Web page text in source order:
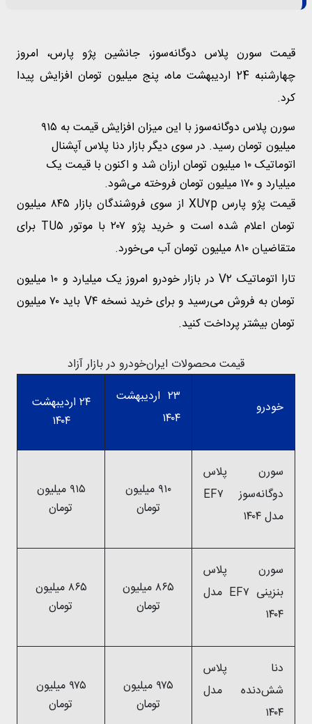
قیمت سورن پلاس دوگانه‌سوز، جانشین پژو پارس، امروز
چهارشنبه 24 اردیبهشت ماه، پنج میلیون تومان افزایش پیدا
کرد.
سورن پلاس دوگانه‌سوز با این میزان افزایش قیمت به ۹۱۵
میلیون تومان رسید. در سوی دیگر بازار دنا پلاس آپشنال
اتوماتیک ۱۰ میلیون تومان ارزان شد و اکنون با قیمت یک
میلیارد و ۱۷۰ میلیون تومان فروخته می‌شود.
قیمت پژو پارس XU۷p از سوی فروشندگان بازار ۸۴۵ میلیون
تومان اعلام شده است و خرید پژو ۲۰۷ با موتور TU۵ برای
متقاضیان ۸۱۰ میلیون تومان آب می‌خورد.
تارا اتوماتیک V۲ در بازار خودرو امروز یک میلیارد و ۱۰ میلیون
تومان به فروش می‌رسید و برای خرید نسخه V۴ باید ۷۰ میلیون
تومان بیشتر پرداخت کنید.
قیمت محصولات ایران‌خودرو در بازار آزاد
خودرو
۲۳ اردیبهشت
۱۴۰۴
۲۴ اردیبهشت
۱۴۰۴
سورن پلاس
دوگانه‌سوز EF۷
مدل ۱۴۰۴
۹۱۰ میلیون
تومان
۹۱۵ میلیون
تومان
سورن پلاس
بنزینی EF۷ مدل
۱۴۰۴
۸۶۵ میلیون
تومان
۸۶۵ میلیون
تومان
دنا پلاس
شش‌دنده‌‌ مدل
۱۴۰۴
۹۷۵ میلیون
تومان
۹۷۵ میلیون
تومان